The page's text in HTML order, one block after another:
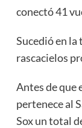
conectó 41
Sucedió en la
rascacielos
Antes de que
pertenece al
Sox un total